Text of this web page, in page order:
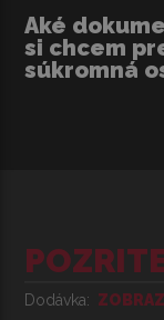
Aké
si chcem
súkromná
Dodávka